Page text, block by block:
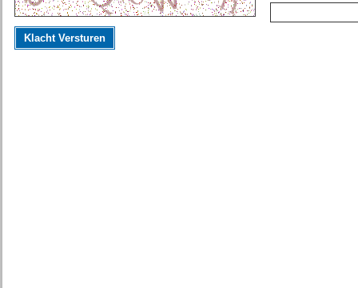
Klacht Versturen